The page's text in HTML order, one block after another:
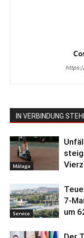
IN VERBINDUNG
Málaga
Service
7-
um